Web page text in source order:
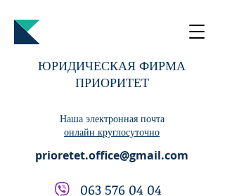
prioretet.office@gmail.com
Наша электронная почта
онлайн круглосуточно
063 576 04 04
ЮРИДИЧЕСКАЯ ФИРМА
ПРИОРИТЕТ